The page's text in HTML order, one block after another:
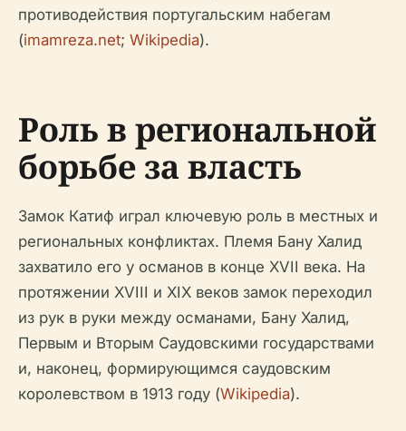
противодействия португальским набегам
(imamreza.net; Wikipedia).
Роль в региональной
борьбе за власть
Замок Катиф играл ключевую роль в местных и
региональных конфликтах. Племя Бану Халид
захватило его у османов в конце XVII века. На
протяжении XVIII и XIX веков замок переходил
из рук в руки между османами, Бану Халид,
Первым и Вторым Саудовскими государствами
и, наконец, формирующимся саудовским
королевством в 1913 году (Wikipedia).